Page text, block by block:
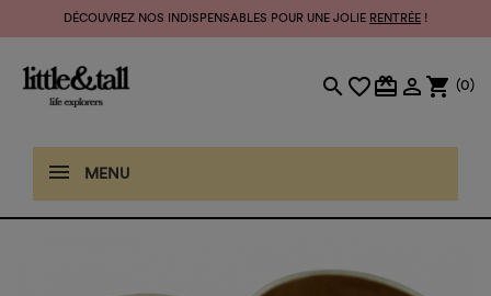
DÉCOUVREZ NOS INDISPENSABLES POUR UNE JOLIE RENTRÉE !
search favorite_bordercard_giftcard  shopping_cart (0)
MENU